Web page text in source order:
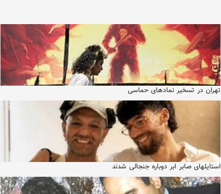
تهران در تسخیر نمادهای حماسی
استایلهای صابر ابر دوباره جنجالی شدند